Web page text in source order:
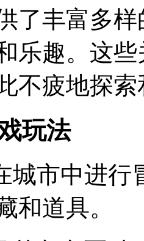
了丰富多
乐趣。这
不疲地探
玩法
城市中进
和道具。